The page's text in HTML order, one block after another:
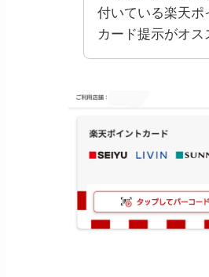
付いている楽天ポ
カード提示がオス